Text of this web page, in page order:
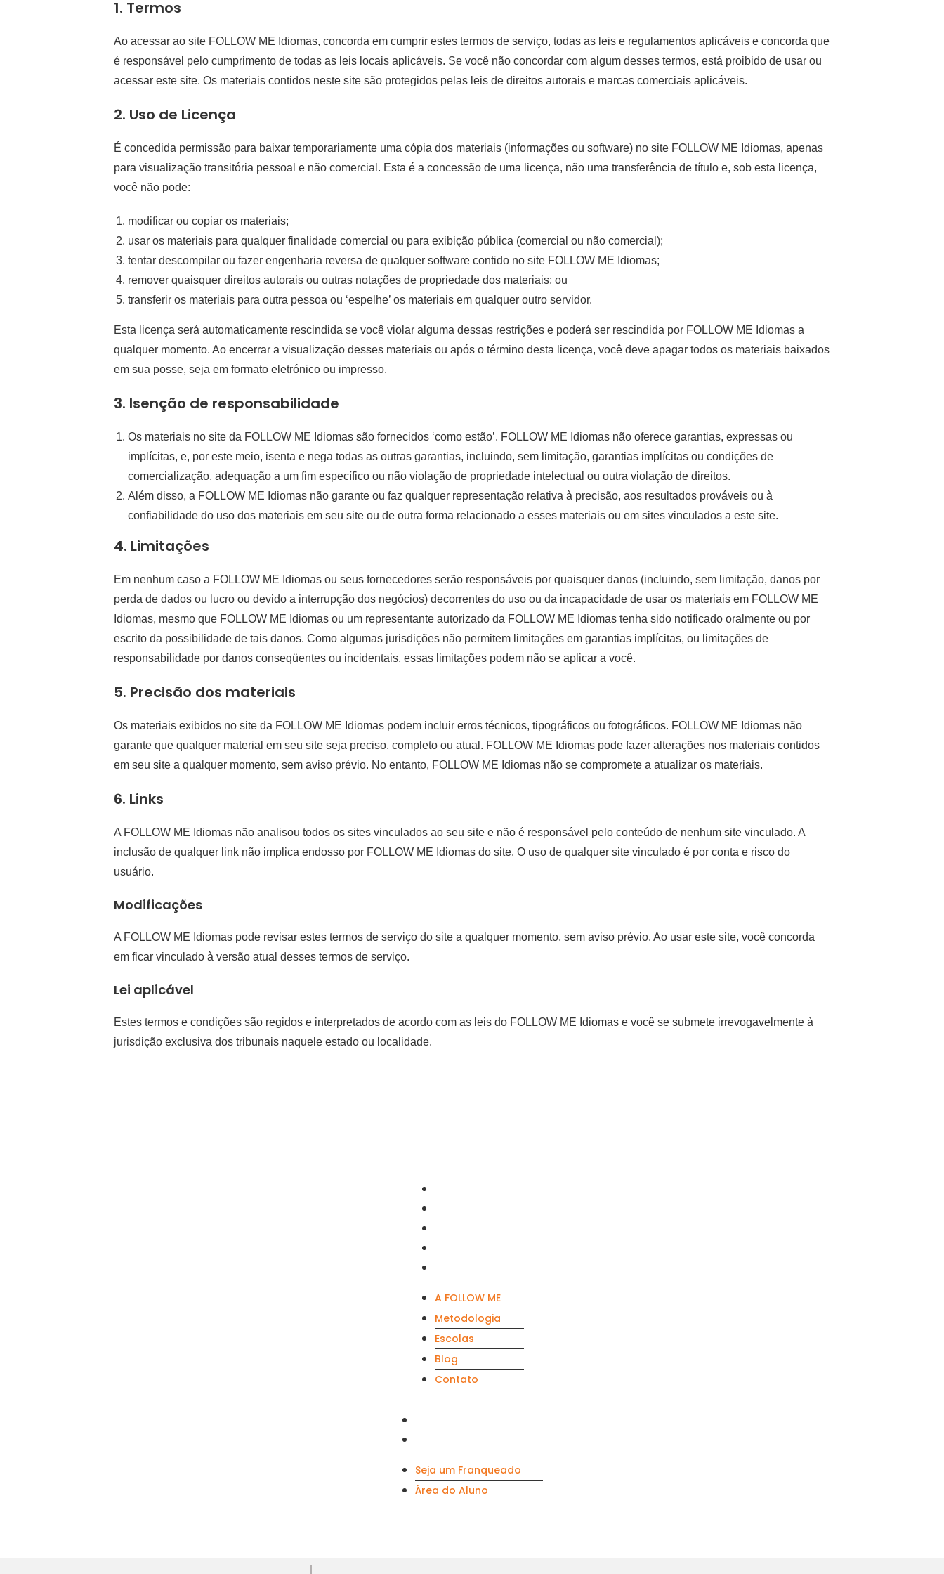
1. Termos
Ao acessar ao site FOLLOW ME Idiomas, concorda em cumprir estes termos de serviço, todas as leis e regulamentos aplicáveis e concorda que
é responsável pelo cumprimento de todas as leis locais aplicáveis. Se você não concordar com algum desses termos, está proibido de usar ou
acessar este site. Os materiais contidos neste site são protegidos pelas leis de direitos autorais e marcas comerciais aplicáveis.
2. Uso de Licença
É concedida permissão para baixar temporariamente uma cópia dos materiais (informações ou software) no site FOLLOW ME Idiomas, apenas
para visualização transitória pessoal e não comercial. Esta é a concessão de uma licença, não uma transferência de título e, sob esta licença,
você não pode:
modificar ou copiar os materiais;
usar os materiais para qualquer finalidade comercial ou para exibição pública (comercial ou não comercial);
tentar descompilar ou fazer engenharia reversa de qualquer software contido no site FOLLOW ME Idiomas;
remover quaisquer direitos autorais ou outras notações de propriedade dos materiais; ou
transferir os materiais para outra pessoa ou ‘espelhe’ os materiais em qualquer outro servidor.
Esta licença será automaticamente rescindida se você violar alguma dessas restrições e poderá ser rescindida por FOLLOW ME Idiomas a
qualquer momento. Ao encerrar a visualização desses materiais ou após o término desta licença, você deve apagar todos os materiais baixados
em sua posse, seja em formato eletrónico ou impresso.
3. Isenção de responsabilidade
Os materiais no site da FOLLOW ME Idiomas são fornecidos ‘como estão’. FOLLOW ME Idiomas não oferece garantias, expressas ou
implícitas, e, por este meio, isenta e nega todas as outras garantias, incluindo, sem limitação, garantias implícitas ou condições de
comercialização, adequação a um fim específico ou não violação de propriedade intelectual ou outra violação de direitos.
Além disso, a FOLLOW ME Idiomas não garante ou faz qualquer representação relativa à precisão, aos resultados prováveis ou à
confiabilidade do uso dos materiais em seu site ou de outra forma relacionado a esses materiais ou em sites vinculados a este site.
4. Limitações
Em nenhum caso a FOLLOW ME Idiomas ou seus fornecedores serão responsáveis por quaisquer danos (incluindo, sem limitação, danos por
perda de dados ou lucro ou devido a interrupção dos negócios) decorrentes do uso ou da incapacidade de usar os materiais em FOLLOW ME
Idiomas, mesmo que FOLLOW ME Idiomas ou um representante autorizado da FOLLOW ME Idiomas tenha sido notificado oralmente ou por
escrito da possibilidade de tais danos. Como algumas jurisdições não permitem limitações em garantias implícitas, ou limitações de
responsabilidade por danos conseqüentes ou incidentais, essas limitações podem não se aplicar a você.
5. Precisão dos materiais
Os materiais exibidos no site da FOLLOW ME Idiomas podem incluir erros técnicos, tipográficos ou fotográficos. FOLLOW ME Idiomas não
garante que qualquer material em seu site seja preciso, completo ou atual. FOLLOW ME Idiomas pode fazer alterações nos materiais contidos
em seu site a qualquer momento, sem aviso prévio. No entanto, FOLLOW ME Idiomas não se compromete a atualizar os materiais.
6. Links
A FOLLOW ME Idiomas não analisou todos os sites vinculados ao seu site e não é responsável pelo conteúdo de nenhum site vinculado. A
inclusão de qualquer link não implica endosso por FOLLOW ME Idiomas do site. O uso de qualquer site vinculado é por conta e risco do
usuário.
Modificações
A FOLLOW ME Idiomas pode revisar estes termos de serviço do site a qualquer momento, sem aviso prévio. Ao usar este site, você concorda
em ficar vinculado à versão atual desses termos de serviço.
Lei aplicável
Estes termos e condições são regidos e interpretados de acordo com as leis do FOLLOW ME Idiomas e você se submete irrevogavelmente à
jurisdição exclusiva dos tribunais naquele estado ou localidade.
A FOLLOW ME
Metodologia
Escolas
Blog
Contato
Seja um Franqueado
Área do Aluno